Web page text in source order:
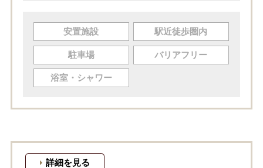
安置施設 駅近徒歩圏内
駐車場 バリアフリー
浴室・シャワー
詳細を見る